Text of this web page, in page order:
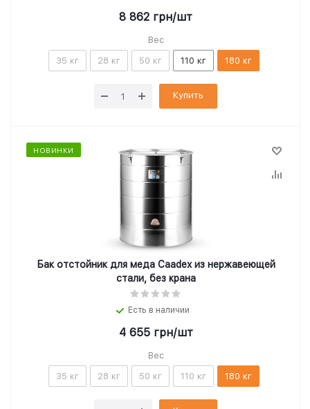
8 862 грн/шт
Вес
35 кг 28 кг 50 кг 110 кг 180 кг
Купить
НОВИНКИ
Бак отстойник для меда Caadex из нержавеющей
стали, без крана
Есть в наличии
4 655грн/шт
Вес
35 кг 28 кг 50 кг 110 кг 180 кг